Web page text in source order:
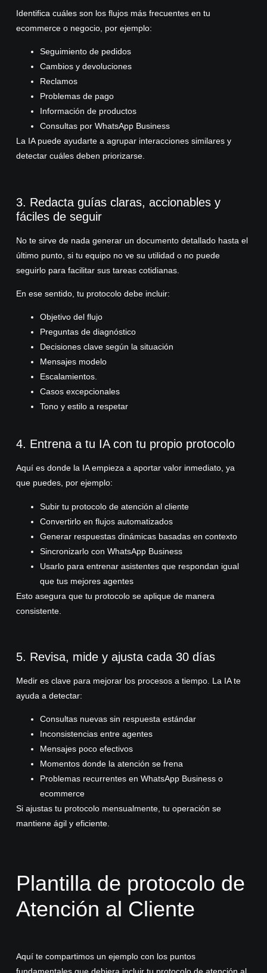
Identifica cuáles son los flujos más frecuentes en tu
ecommerce o negocio, por ejemplo:
Seguimiento de pedidos
Cambios y devoluciones
Reclamos
Problemas de pago
Información de productos
Consultas por WhatsApp Business
La IA puede ayudarte a agrupar interacciones similares y
detectar cuáles deben priorizarse.
3. Redacta guías claras, accionables y
fáciles de seguir
No te sirve de nada generar un documento detallado hasta el
último punto, si tu equipo no ve su utilidad o no puede
seguirlo para facilitar sus tareas cotidianas.
En ese sentido, tu protocolo debe incluir:
Objetivo del flujo
Preguntas de diagnóstico
Decisiones clave según la situación
Mensajes modelo
Escalamientos.
Casos excepcionales
Tono y estilo a respetar
4. Entrena a tu IA con tu propio protocolo
Aquí es donde la IA empieza a aportar valor inmediato, ya
que puedes, por ejemplo:
Subir tu protocolo de atención al cliente
Convertirlo en flujos automatizados
Generar respuestas dinámicas basadas en contexto
Sincronizarlo con WhatsApp Business
Usarlo para entrenar asistentes que respondan igual
que tus mejores agentes
Esto asegura que tu protocolo se aplique de manera
consistente.
5. Revisa, mide y ajusta cada 30 días
Medir es clave para mejorar los procesos a tiempo. La IA te
ayuda a detectar:
Consultas nuevas sin respuesta estándar
Inconsistencias entre agentes
Mensajes poco efectivos
Momentos donde la atención se frena
Problemas recurrentes en WhatsApp Business o
ecommerce
Si ajustas tu protocolo mensualmente, tu operación se
mantiene ágil y eficiente.
Plantilla de protocolo de
Atención al Cliente
Aquí te compartimos un ejemplo con los puntos